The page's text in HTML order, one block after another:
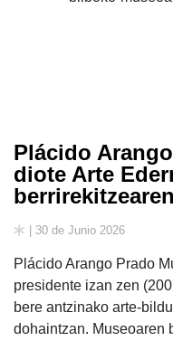
Plácido
diote Arte
| 30 de Junio 2026
Plácido Arango Prado
presidente izan zen
bere antzinako arte-
dohaintzan. Museoaren